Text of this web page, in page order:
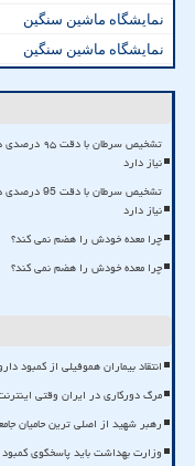
نمایشگاه ماشین سنگین
نمایشگاه ماشین سنگین
تشخیص
نیاز دارد
تشخیص
نیاز دارد
چرا معده خودش را هضم نمی کند؟
چرا معده خودش را هضم نمی کند؟
انتقاد بیماران هموفیلی از کمبود
مرگ دورکاری در ایران وقتی
رهبر شهید از اصلی ترین حامیان
وزارت بهداشت باید پاسخگوی